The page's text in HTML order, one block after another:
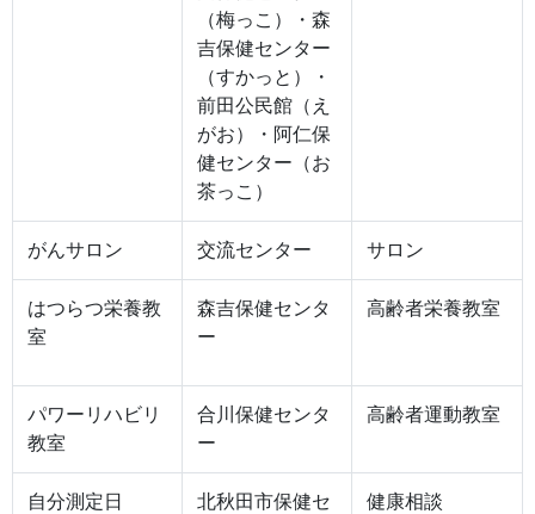
（梅っこ）・森
吉保健センター
（すかっと）・
前田公民館（え
がお）・阿仁保
健センター（お
茶っこ）
がんサロン 交流センター サロン
はつらつ栄養教
室
森吉保健センタ
ー
高齢者栄養教室
パワーリハビリ
教室
合川保健センタ
ー
高齢者運動教室
自分測定日
北秋田市保健セ
健康相談